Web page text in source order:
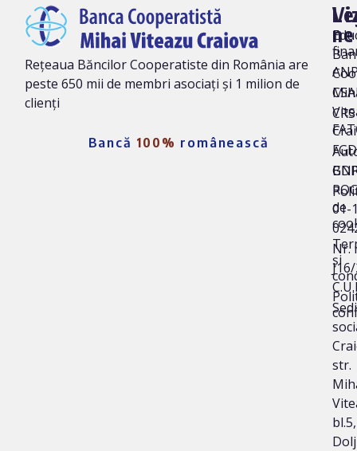
Rețeaua Băncilor Cooperatiste din România are
peste 650 mii de membri asociați și 1 milion de
clienți
Bancă 100% românească
ne
01-
Nr.
str.
Dolj
de
și